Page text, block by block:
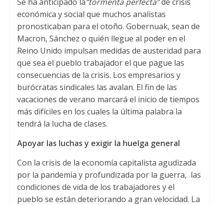
económica y social que muchos analistas
pronosticaban para el otoño. Gobernuak, sean de
Macron, Sánchez o quién llegue al poder en el
Reino Unido impulsan medidas de austeridad para
que sea el pueblo trabajador el que pague las
consecuencias de la crisis. Los empresarios y
burócratas sindicales las avalan. El fin de las
vacaciones de verano marcará el inicio de tiempos
más difíciles en los cuales la última palabra la
tendrá la lucha de clases.
Apoyar las luchas y exigir la huelga general
Con la crisis de la economía capitalista agudizada
por la pandemia y profundizada por la guerra, las
condiciones de vida de los trabajadores y el
pueblo se están deteriorando a gran velocidad. La